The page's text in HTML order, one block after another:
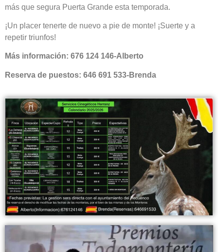
más que segura Puerta Grande esta temporada.
¡Un placer tenerte de nuevo a pie de monte! ¡Suerte y a
repetir triunfos!
Más información: 676 124 146-Alberto
Reserva de puestos: 646 691 533-Brenda